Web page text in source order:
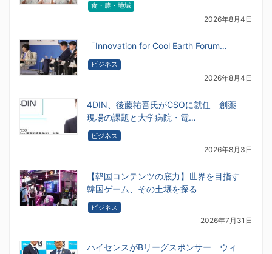
食・農・地域
2026年8月4日
「Innovation for Cool Earth Forum…
ビジネス
2026年8月4日
4DIN、後藤祐吾氏がCSOに就任 創薬
現場の課題と大学病院・電…
ビジネス
2026年8月3日
【韓国コンテンツの底力】世界を目指す
韓国ゲーム、その土壌を探る
ビジネス
2026年7月31日
ハイセンスがBリーグスポンサー ウィ